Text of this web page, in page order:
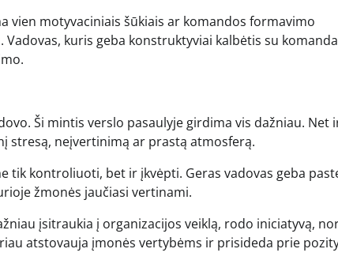
vien motyvaciniais šūkiais ar komandos formavimo
kuris geba konstruktyviai kalbėtis su
Ši mintis verslo pasaulyje girdima vis dažniau. Net
stresą, neįvertinimą ar prastą atmosferą.
tik kontroliuoti, bet ir įkvėpti. Geras vadovas geba
žmonės jaučiasi vertinami.
įsitraukia į organizacijos veiklą, rodo iniciatyvą,
atstovauja įmonės vertybėms ir prisideda prie